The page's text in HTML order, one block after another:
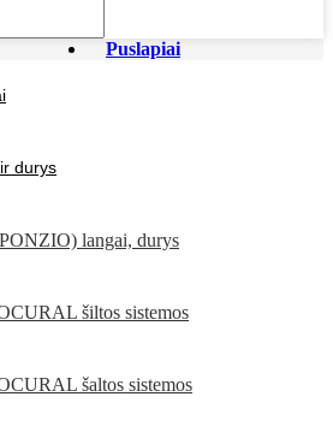
Puslapiai
durys
langai, durys
šiltos sistemos
šaltos sistemos